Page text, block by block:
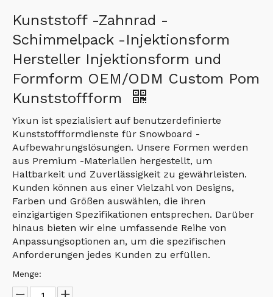
Kunststoff -Zahnrad -
Schimmelpack -Injektionsform
Hersteller Injektionsform und
Formform OEM/ODM Custom Pom
Kunststoffform
Yixun ist spezialisiert auf benutzerdefinierte
Kunststoffformdienste für Snowboard -
Aufbewahrungslösungen. Unsere Formen werden
aus Premium -Materialien hergestellt, um
Haltbarkeit und Zuverlässigkeit zu gewährleisten.
Kunden können aus einer Vielzahl von Designs,
Farben und Größen auswählen, die ihren
einzigartigen Spezifikationen entsprechen. Darüber
hinaus bieten wir eine umfassende Reihe von
Anpassungsoptionen an, um die spezifischen
Anforderungen jedes Kunden zu erfüllen.
Menge: